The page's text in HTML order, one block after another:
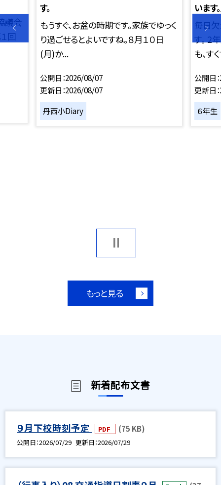
議会
回
す。
もうすぐ、お盆の時期です。家族でゆっく
り過ごせるとよいですね。８月１０日
(月)か...
公開日 2026/08/07
更新日 2026/08/07
丹西小Diary
います。
毎日
す。 2
も、す
公開日
更新日
６年生
もっと見る
新着配布文書
９月下校時刻予定 PDF (75 KB)
公開日 2026/07/29 更新日 2026/07/29